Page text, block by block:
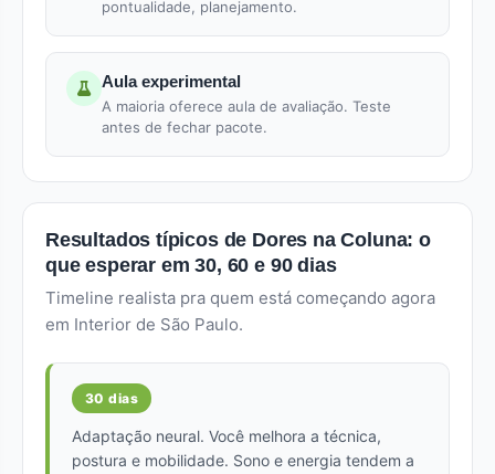
pontualidade, planejamento.
Aula experimental
A maioria oferece aula de avaliação. Teste
antes de fechar pacote.
Resultados típicos de Dores na Coluna: o
que esperar em 30, 60 e 90 dias
Timeline realista pra quem está começando agora
em Interior de São Paulo.
30 dias
Adaptação neural. Você melhora a técnica,
postura e mobilidade. Sono e energia tendem a